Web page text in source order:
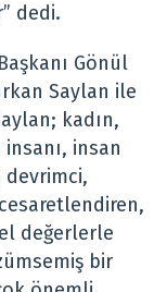
dedi.
Gönül
Saylan ile
kadın,
insan
devrimci,
değerlerle
bir